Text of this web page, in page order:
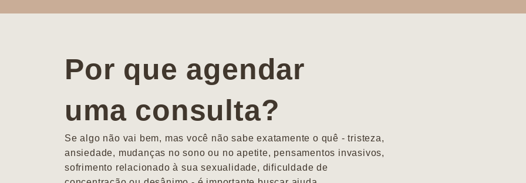
Por que agendar
uma consulta?
Se algo não vai bem, mas você não sabe exatamente o quê - tristeza,
ansiedade, mudanças no sono ou no apetite, pensamentos invasivos,
sofrimento relacionado à sua sexualidade, dificuldade de